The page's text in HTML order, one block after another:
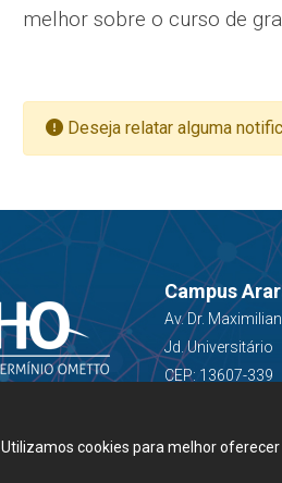
melhor sobre o curso de
Deseja relatar alguma
Campus
Av. Dr.
Jd. Universitário
CEP: 13607-339
Utilizamos cookies para melhor